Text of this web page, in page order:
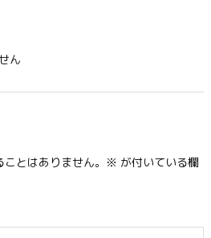
ん
とはありません。 ※ が付いている欄